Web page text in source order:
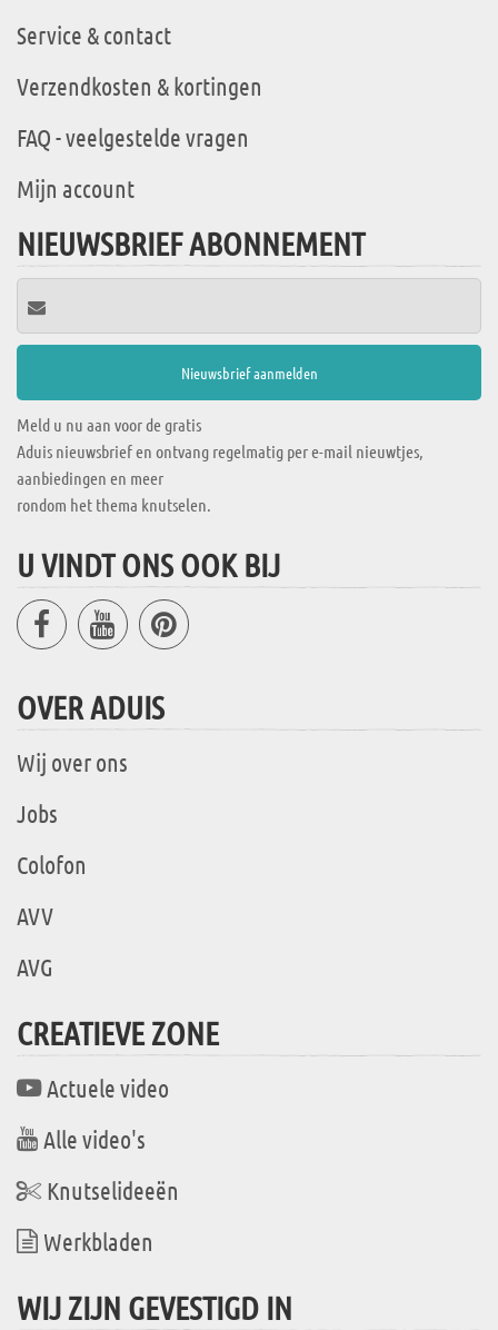
Service & contact
Verzendkosten & kortingen
FAQ - veelgestelde vragen
Mijn account
NIEUWSBRIEF ABONNEMENT
Meld u nu aan voor de gratis
Aduis nieuwsbrief en ontvang regelmatig per e-mail nieuwtjes,
aanbiedingen en meer
rondom het thema knutselen.
U VINDT ONS OOK BIJ
OVER ADUIS
Wij over ons
Jobs
Colofon
AVV
AVG
CREATIEVE ZONE
Actuele video
Alle video's
Knutselideeën
Werkbladen
WIJ ZIJN GEVESTIGD IN